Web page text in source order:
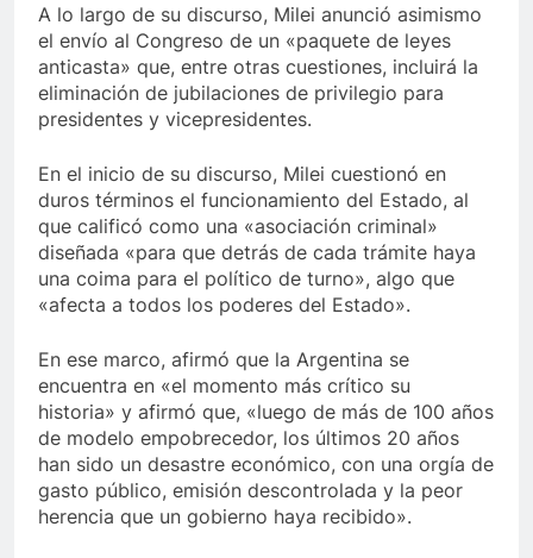
A lo largo de su discurso, Milei anunció asimismo
el envío al Congreso de un «paquete de leyes
anticasta» que, entre otras cuestiones, incluirá la
eliminación de jubilaciones de privilegio para
presidentes y vicepresidentes.
En el inicio de su discurso, Milei cuestionó en
duros términos el funcionamiento del Estado, al
que calificó como una «asociación criminal»
diseñada «para que detrás de cada trámite haya
una coima para el político de turno», algo que
«afecta a todos los poderes del Estado».
En ese marco, afirmó que la Argentina se
encuentra en «el momento más crítico su
historia» y afirmó que, «luego de más de 100 años
de modelo empobrecedor, los últimos 20 años
han sido un desastre económico, con una orgía de
gasto público, emisión descontrolada y la peor
herencia que un gobierno haya recibido».